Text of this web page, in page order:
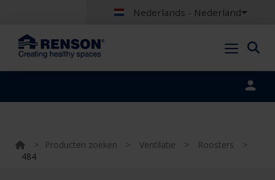
Nederlands - Nederland
> Producten zoeken > Ventilatie > Roosters
>
484